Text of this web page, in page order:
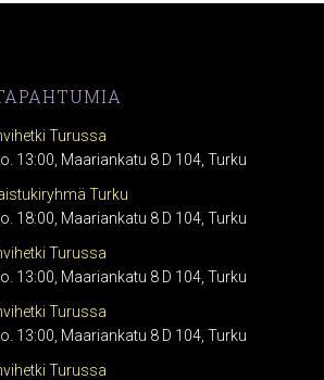
Turussa
13:00, Maariankatu 8 D 104, Turku
Turku
18:00, Maariankatu 8 D 104, Turku
Turussa
13:00, Maariankatu 8 D 104, Turku
Turussa
13:00, Maariankatu 8 D 104, Turku
Turussa